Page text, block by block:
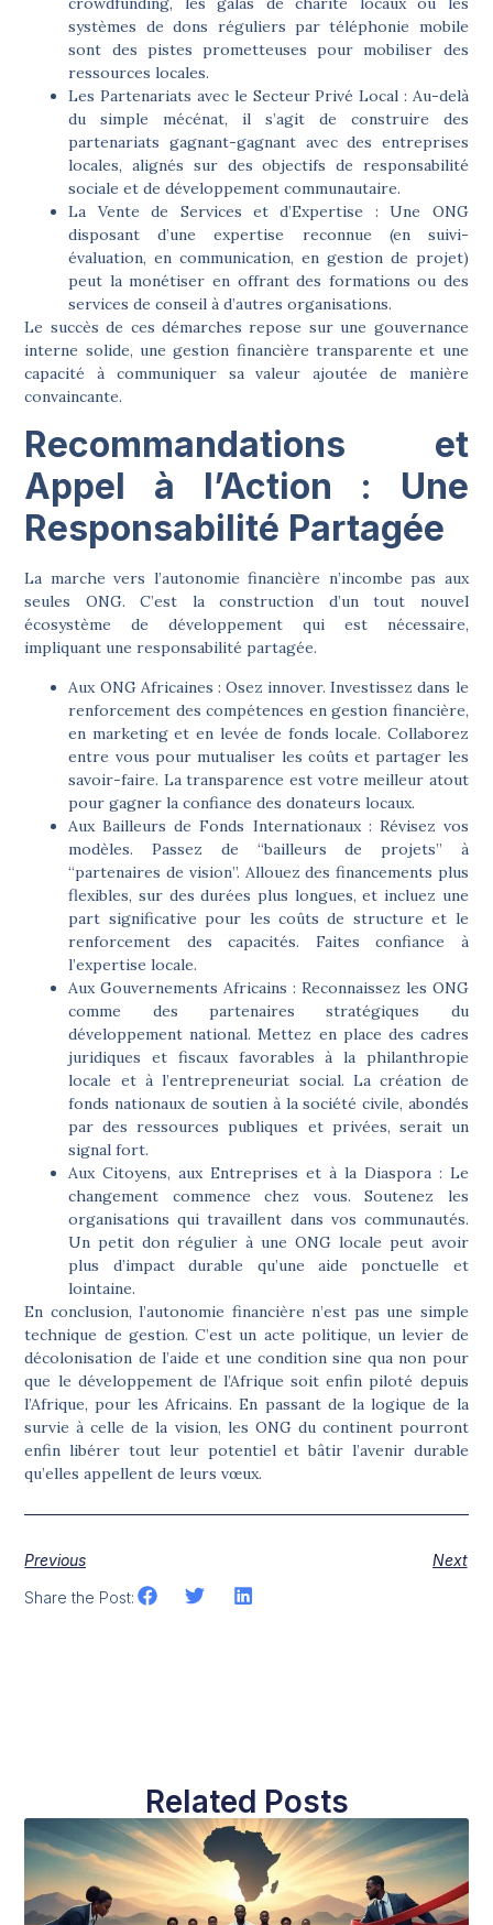
systèmes de dons réguliers par téléphonie mobile
sont des pistes prometteuses pour mobiliser des
ressources locales.
Les Partenariats avec le Secteur Privé Local : Au-delà
du simple mécénat, il s’agit de construire des
partenariats gagnant-gagnant avec des entreprises
locales, alignés sur des objectifs de responsabilité
sociale et de développement communautaire.
La Vente de Services et d’Expertise : Une ONG
disposant d’une expertise reconnue (en suivi-
évaluation, en communication, en gestion de projet)
peut la monétiser en offrant des formations ou des
services de conseil à d’autres organisations.
Le succès de ces démarches repose sur une gouvernance
interne solide, une gestion financière transparente et une
capacité à communiquer sa valeur ajoutée de manière
convaincante.
Recommandations et
Appel à l’Action : Une
Responsabilité Partagée
La marche vers l’autonomie financière n’incombe pas aux
seules ONG. C’est la construction d’un tout nouvel
écosystème de développement qui est nécessaire,
impliquant une responsabilité partagée.
Aux ONG Africaines : Osez innover. Investissez dans le
renforcement des compétences en gestion financière,
en marketing et en levée de fonds locale. Collaborez
entre vous pour mutualiser les coûts et partager les
savoir-faire. La transparence est votre meilleur atout
pour gagner la confiance des donateurs locaux.
Aux Bailleurs de Fonds Internationaux : Révisez vos
modèles. Passez de “bailleurs de projets” à
“partenaires de vision”. Allouez des financements plus
flexibles, sur des durées plus longues, et incluez une
part significative pour les coûts de structure et le
renforcement des capacités. Faites confiance à
l’expertise locale.
Aux Gouvernements Africains : Reconnaissez les ONG
comme des partenaires stratégiques du
développement national. Mettez en place des cadres
juridiques et fiscaux favorables à la philanthropie
locale et à l’entrepreneuriat social. La création de
fonds nationaux de soutien à la société civile, abondés
par des ressources publiques et privées, serait un
signal fort.
Aux Citoyens, aux Entreprises et à la Diaspora : Le
changement commence chez vous. Soutenez les
organisations qui travaillent dans vos communautés.
Un petit don régulier à une ONG locale peut avoir
plus d’impact durable qu’une aide ponctuelle et
lointaine.
En conclusion, l’autonomie financière n’est pas une simple
technique de gestion. C’est un acte politique, un levier de
décolonisation de l’aide et une condition sine qua non pour
que le développement de l’Afrique soit enfin piloté depuis
l’Afrique, pour les Africains. En passant de la logique de la
survie à celle de la vision, les ONG du continent pourront
enfin libérer tout leur potentiel et bâtir l’avenir durable
qu’elles appellent de leurs vœux.
Previous
Next
Share the Post:
Related Posts